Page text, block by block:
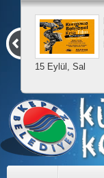
15 Eylül, Sal